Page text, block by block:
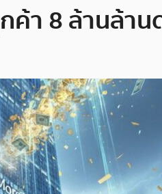
ค้า 8 ล้านล้า